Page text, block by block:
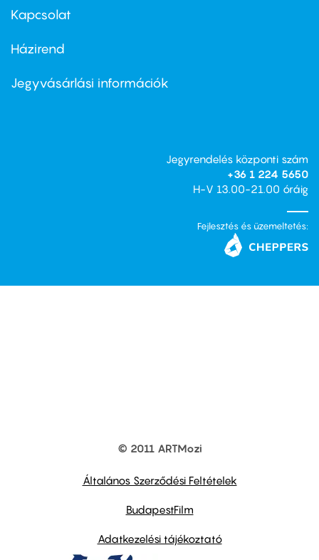
firstKapcsolat
Footer
second
Házirend
Jegyvásárlási információk
Jegyrendelés központi szám
+36 1 224 5650
H-V 13.00-21.00 óráig
Fejlesztés és üzemeltetés:
© 2011 ARTMozi
Általános Szerződési Feltételek
BudapestFilm
Adatkezelési tájékoztató